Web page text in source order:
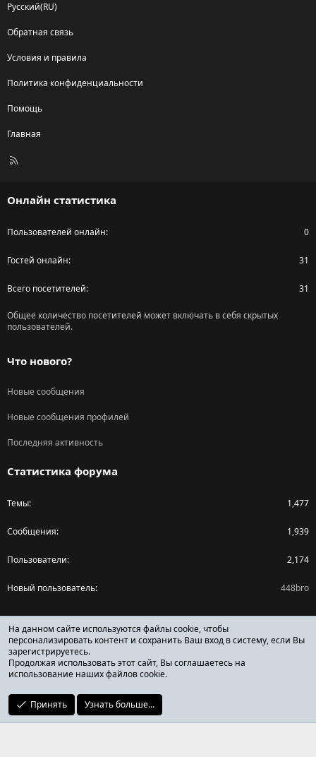
Русский(RU)
Обратная связь
Условия и правила
Политика конфиденциальности
Помощь
Главная
R
Онлайн статистика
Пользователей онлайн 0
Гостей онлайн 31
Всего посетителей 31
Общее количество посетителей может включать в себя скрытых
пользователей.
Что нового?
Новые сообщения
Новые сообщения профилей
Последняя активность
Статистика форума
Темы 1,477
Сообщения 1,939
Пользователи 2,174
Новый пользователь 448bro
Поделиться страницей
Facebook
X (Twitter)
Reddit
ОТЗЫВЫ ОНЛАЙН ФОРУМ
На данном сайте используются файлы cookie, чтобы
персонализировать контент и сохранить Ваш вход в систему, если Вы
зарегистрируетесь.
Продолжая использовать этот сайт, Вы соглашаетесь на
использование наших файлов cookie.
Принять Узнать больше...